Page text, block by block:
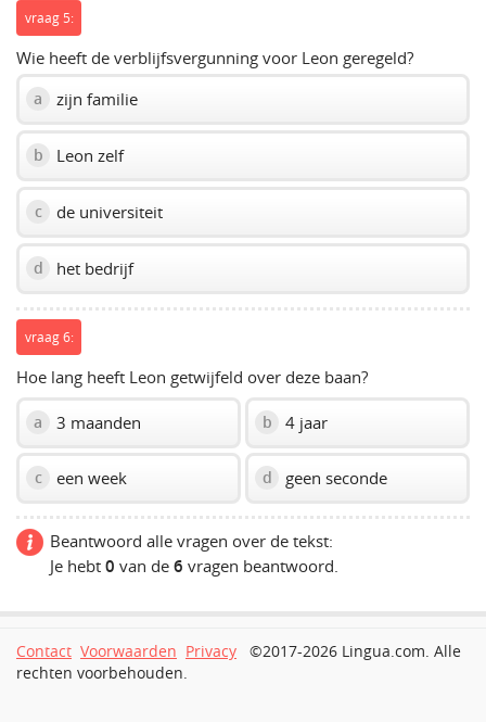
vraag 5:
Wie heeft de verblijfsvergunning voor Leon geregeld?
a zijn familie
b Leon zelf
c de universiteit
d het bedrijf
vraag 6:
Hoe lang heeft Leon getwijfeld over deze baan?
a 3 maanden b 4 jaar
c een week d geen seconde
Beantwoord alle vragen over de tekst:
Je hebt 0 van de 6 vragen beantwoord.
Contact Voorwaarden Privacy
©2017-2026 Lingua.com. Alle
rechten voorbehouden.